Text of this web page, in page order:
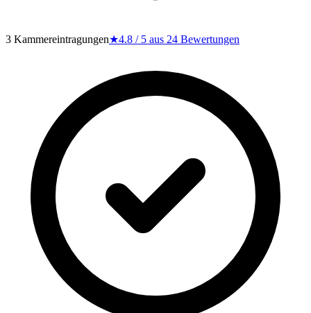
3 Kammereintragungen★4.8 / 5 aus 24 Bewertungen